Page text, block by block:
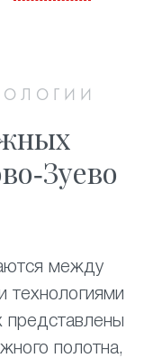
Зуево
между
технологиями
представлены
полотна,